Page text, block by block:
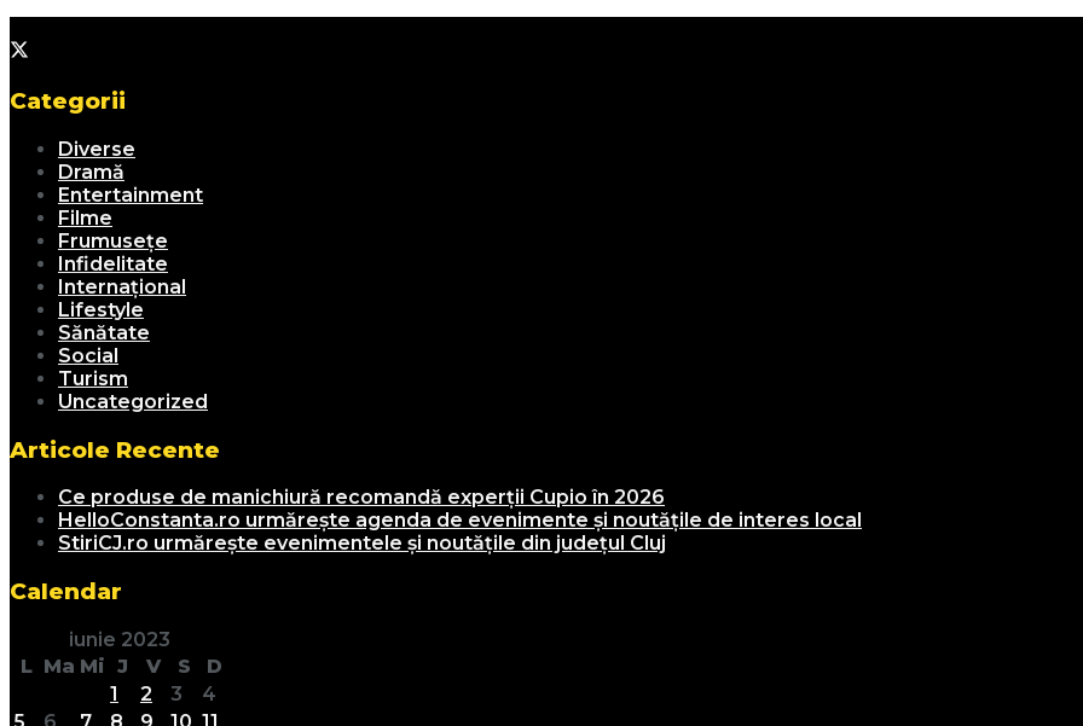
Categorii
Diverse
Dramă
Entertainment
Filme
Frumusețe
Infidelitate
Internațional
Lifestyle
Sănătate
Social
Turism
Uncategorized
Articole Recente
Ce produse de manichiură recomandă experții Cupio în 2026
HelloConstanta.ro urmărește agenda de evenimente și noutățile de interes local
StiriCJ.ro urmărește evenimentele și noutățile din județul Cluj
Calendar
iunie 2023
L Ma Mi J V S
D
1
2 3
4